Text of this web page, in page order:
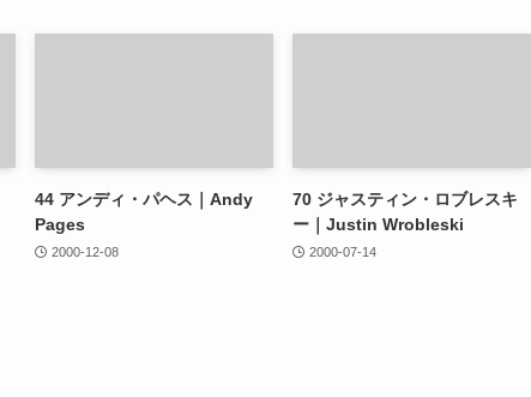
44 アンディ・パヘス｜Andy
Pages
2000-12-08
70 ジャスティン・ロブレスキ
ー｜Justin Wrobleski
2000-07-14